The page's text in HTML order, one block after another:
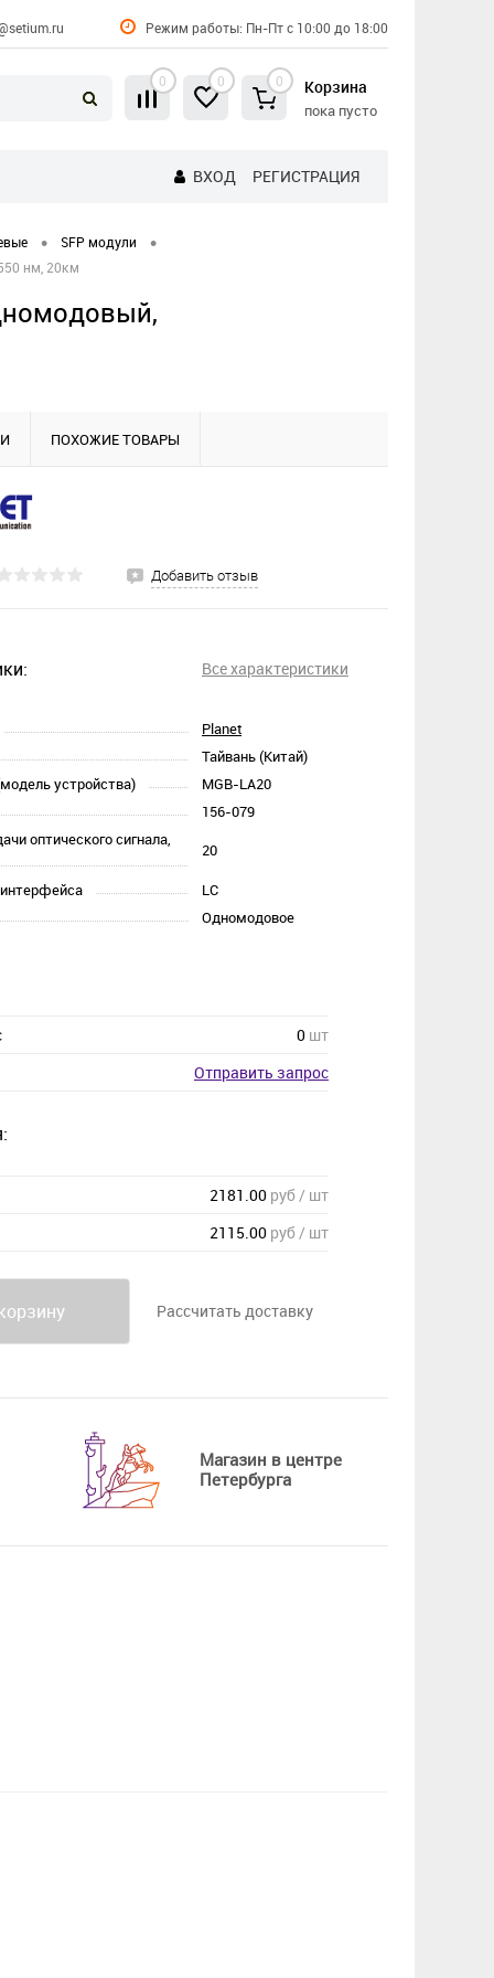
Режим работы: Пн-Пт с 10:00 до 18:00
0 0 0 Корзина
пока пусто
ВХОД РЕГИСТРАЦИЯ
• SFP модули •
нм, 20км
ПОХОЖИЕ ТОВАРЫ
Добавить отзыв
Все характеристики
Planet
Тайвань (Китай)
устройства)
MGB-LA20
156-079
оптического сигнала,
20
LC
Одномодовое
0 шт
Отправить запрос
2181.00 руб / шт
2115.00 руб / шт
Рассчитать доставку
Магазин в центре
Петербурга